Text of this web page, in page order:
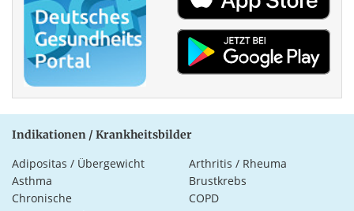
Indikationen / Krankheitsbilder
Adipositas / Übergewicht
Arthritis / Rheuma
Asthma
Brustkrebs
Chronische
COPD